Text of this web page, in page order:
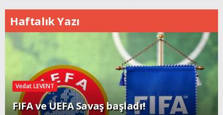
Haftalık Yazı
Vedat LEVENT
FIFA ve UEFA Savaş başladı!